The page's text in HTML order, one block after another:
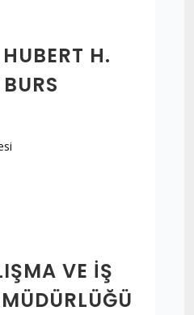
H.
VE İŞ